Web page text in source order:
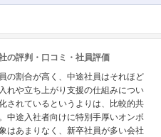
の評判・口コミ・社員評価
の割合が高く、中途社員はそれほど
れや立ち上がり支援の仕組みについ
されているというよりは、比較的共
中途入社者向けに特別手厚いオンボ
はあまりなく、新卒社員が多い会社